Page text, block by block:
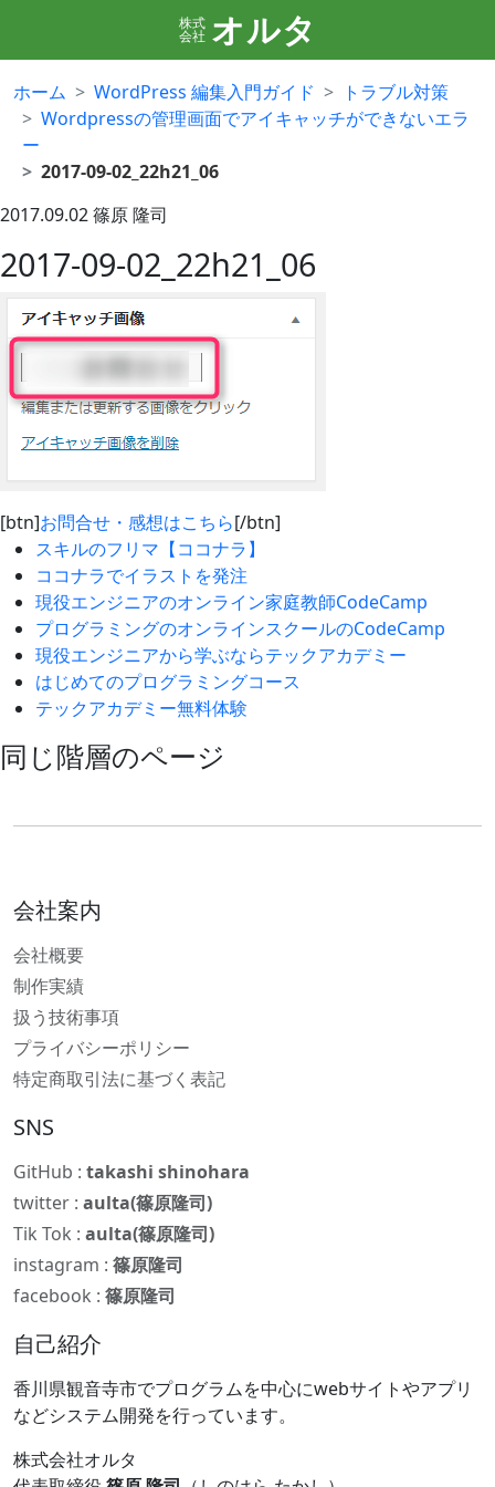
株式
会社 オルタ
ホーム WordPress 編集入門ガイド
トラブル対策
Wordpressの管理画面でアイキャッチができないエラ
ー
2017-09-02_22h21_06
2017.09.02篠原 隆司
2017-09-02_22h21_06
[btn]お問合せ・感想はこちら[/btn]
スキルのフリマ【ココナラ】
ココナラでイラストを発注
現役エンジニアのオンライン家庭教師CodeCamp
プログラミングのオンラインスクールのCodeCamp
現役エンジニアから学ぶならテックアカデミー
はじめてのプログラミングコース
テックアカデミー無料体験
同じ階層のページ
会社案内
会社概要
制作実績
扱う技術事項
プライバシーポリシー
特定商取引法に基づく表記
SNS
GitHub : takashi shinohara
twitter : aulta(篠原隆司)
Tik Tok : aulta(篠原隆司)
instagram : 篠原隆司
facebook : 篠原隆司
自己紹介
香川県観音寺市でプログラムを中心にwebサイトやアプリ
などシステム開発を行っています。
株式会社オルタ